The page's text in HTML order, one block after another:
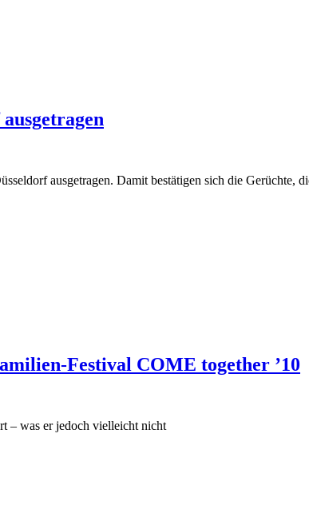
ausgetragen. Damit bestätigen sich die Gerüchte,
Festival COME together ’10
– was er jedoch vielleicht nicht